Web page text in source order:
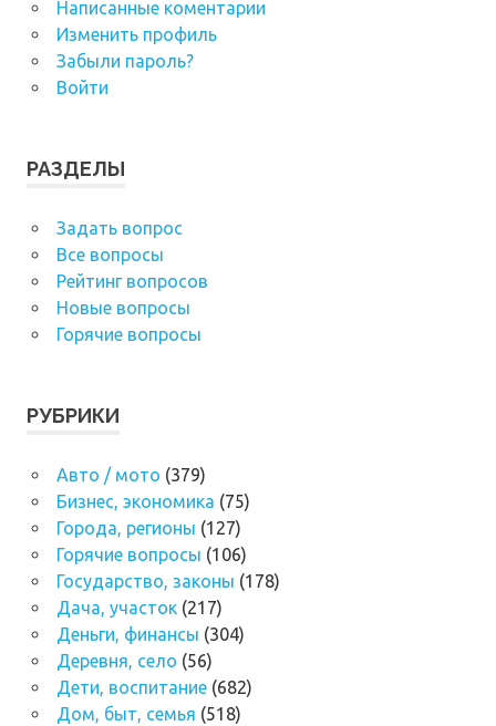
Написанные коментарии
Изменить профиль
Забыли пароль?
Войти
РАЗДЕЛЫ
Задать вопрос
Все вопросы
Рейтинг вопросов
Новые вопросы
Горячие вопросы
РУБРИКИ
Авто / мото (379)
Бизнес, экономика (75)
Города, регионы (127)
Горячие вопросы (106)
Государство, законы (178)
Дача, участок(217)
Деньги, финансы (304)
Деревня, село (56)
Дети, воспитание(682)
Дом, быт, семья (518)